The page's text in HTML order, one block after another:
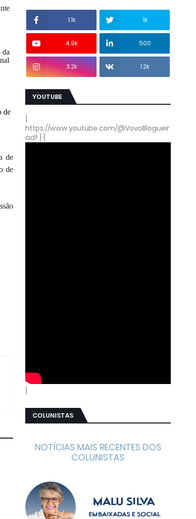
da
de
de
de
1.1k 1k
4.9k 500
3.2k 1.2k
YOUTUBE
}
https://www.youtube.com/@VovoBlogueir
adf } {
}
COLUNISTAS
NOTÍCIAS MAIS RECENTES DOS
COLUNISTAS